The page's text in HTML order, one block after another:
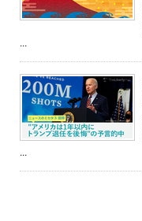
...
...